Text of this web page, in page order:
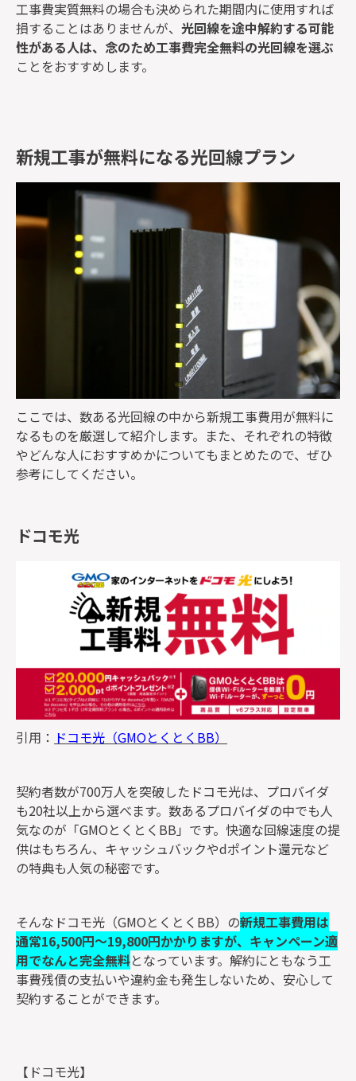
工事費実質無料の場合も決められた期間内に使用すれば
損することはありませんが、 光回線を途中解約する可能
性がある人は、念のため工事費完全無料の光回線を選ぶ
ことをおすすめします。
新規工事が無料になる光回線プラン
ここでは、数ある光回線の中から新規工事費用が無料に
なるものを厳選して紹介します。また、それぞれの特徴
やどんな人におすすめかについてもまとめたので、ぜひ
参考にしてください。
ドコモ光
引用： ドコモ光（GMOとくとくBB）
契約者数が700万人を突破したドコモ光は、プロバイダ
も20社以上から選べます。数あるプロバイダの中でも人
気なのが「GMOとくとくBB」です。快適な回線速度の提
供はもちろん、キャッシュバックやdポイント還元など
の特典も人気の秘密です。
そんなドコモ光（GMOとくとくBB）の新規工事費用は
通常16,500円～19,800円かかりますが、キャンペーン適
用でなんと完全無料となっています。解約にともなう工
事費残債の支払いや違約金も発生しないため、安心して
契約することができます。
【ドコモ光】